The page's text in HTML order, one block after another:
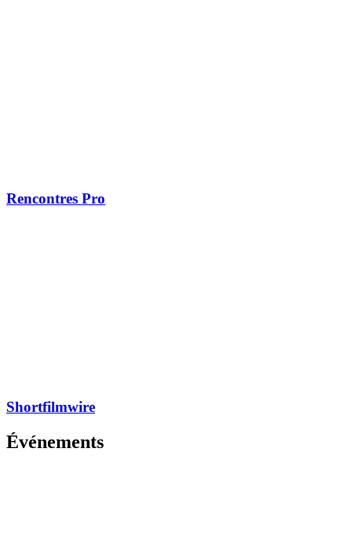
Rencontres Pro
Shortfilmwire
Événements